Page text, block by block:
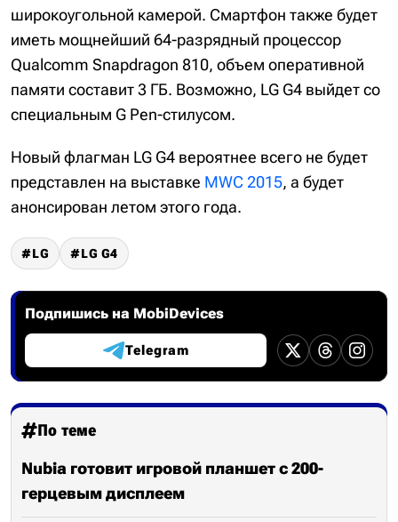
широкоугольной камерой. Смартфон также будет
иметь мощнейший 64-разрядный процессор
Qualcomm Snapdragon 810, объем оперативной
памяти составит 3 ГБ. Возможно, LG G4 выйдет со
специальным G Pen-стилусом.
Новый флагман LG G4 вероятнее всего не будет
представлен на выставке MWC 2015, а будет
анонсирован летом этого года.
LG LG G4
Подпишись на MobiDevices
Telegram
По теме
Nubia готовит игровой планшет с 200-
герцевым дисплеем